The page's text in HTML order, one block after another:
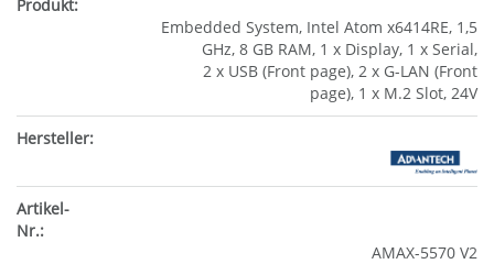
Embedded System, Intel Atom x6414RE, 1,5
GHz, 8 GB RAM, 1 x Display, 1 x Serial,
2 x USB (Front page), 2 x G-LAN (Front
page), 1 x M.2 Slot, 24V
AMAX-5570 V2